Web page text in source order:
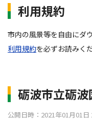
利用規約
市内の風景等を自由にダ
利用規約を必ずお読みく
砺波市立砺波
公開日時：2021年01月01日